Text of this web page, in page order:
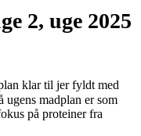
2, uge 2025
klar til jer fyldt med
ugens madplan er som
på proteiner fra